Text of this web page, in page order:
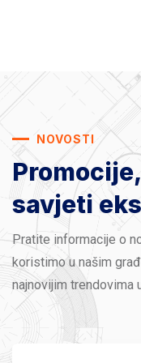
NOVOSTI
savjeti
Pratite informacije o
koristimo u našim
najnovijim trendovima